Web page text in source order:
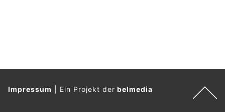
Impressum Ein Projekt derbelmedia